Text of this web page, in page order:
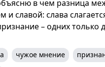
в чем разница
и славой: слава
– одних только
чужое мнение